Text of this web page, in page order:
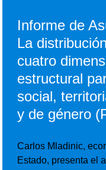
Informe de
La
cuatro
estructural
social,
y de género
Carlos Mladinic,
Estado, presenta el